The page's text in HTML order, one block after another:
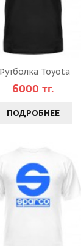
Toyota
6000 тг.
ПОДРОБНЕЕ